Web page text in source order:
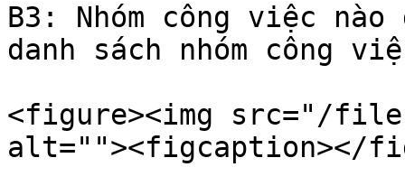
B3: Nhóm công việc
danh sách nhóm công
<figure><img src="/files/
alt=""><figcaption></